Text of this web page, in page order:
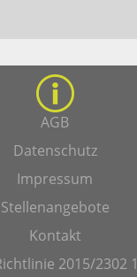
AGB
Datenschutz
Impressum
Stellenangebote
Kontakt
2015/2302 1